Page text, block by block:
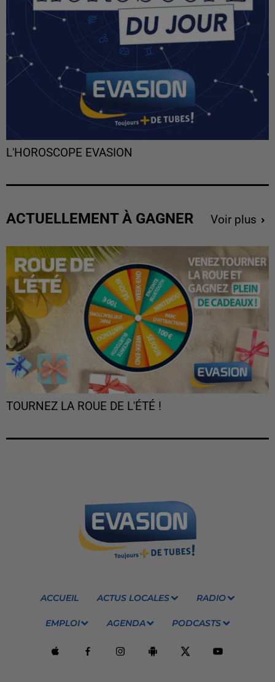
L'HOROSCOPE EVASION
ACTUELLEMENT À GAGNER Voir plus
TOURNEZ LA ROUE DE L'ÉTÉ !
ACCUEIL ACTUS LOCALES RADIO
EMPLOI AGENDA PODCASTS